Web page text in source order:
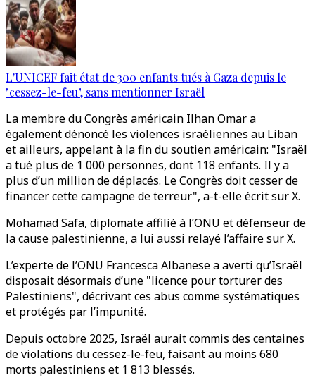
L'UNICEF fait état de 300 enfants tués à Gaza depuis le
"cessez-le-feu", sans mentionner Israël
La membre du Congrès américain Ilhan Omar a
également dénoncé les violences israéliennes au Liban
et ailleurs, appelant à la fin du soutien américain: "Israël
a tué plus de 1 000 personnes, dont 118 enfants. Il y a
plus d’un million de déplacés. Le Congrès doit cesser de
financer cette campagne de terreur", a-t-elle écrit sur X.
Mohamad Safa, diplomate affilié à l’ONU et défenseur de
la cause palestinienne, a lui aussi relayé l’affaire sur X.
L’experte de l’ONU Francesca Albanese a averti qu’Israël
disposait désormais d’une "licence pour torturer des
Palestiniens", décrivant ces abus comme systématiques
et protégés par l’impunité.
Depuis octobre 2025, Israël aurait commis des centaines
de violations du cessez-le-feu, faisant au moins 680
morts palestiniens et 1 813 blessés.